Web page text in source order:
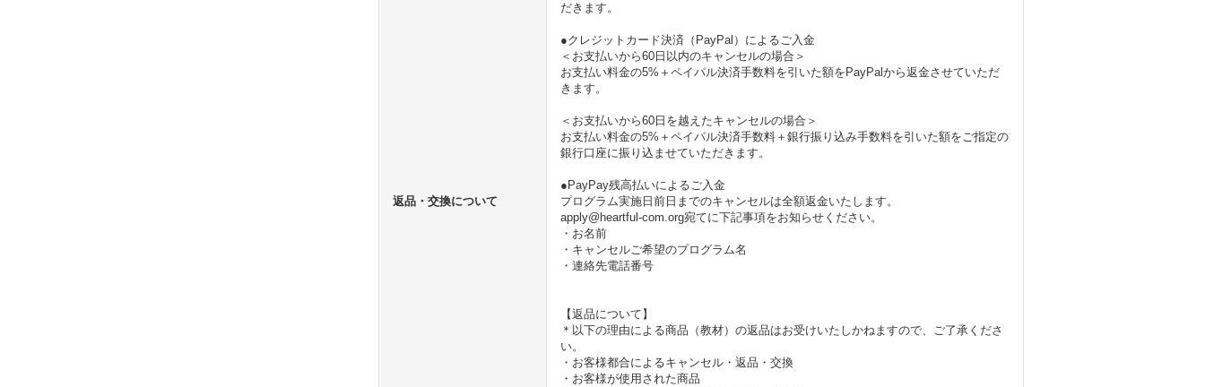
返品・交換について
だきます。
●クレジットカード決済（PayPal）によるご入金
＜お支払いから60日以内のキャンセルの場合＞
お支払い料金の5%＋ペイパル決済手数料を引いた額をPayPalから返金させていただ
きます。
＜お支払いから60日を越えたキャンセルの場合＞
お支払い料金の5%＋ペイパル決済手数料＋銀行振り込み手数料を引いた額をご指定の
銀行口座に振り込ませていただきます。
●PayPay残高払いによるご入金
プログラム実施日前日までのキャンセルは全額返金いたします。
apply@heartful-com.org宛てに下記事項をお知らせください。
・お名前
・キャンセルご希望のプログラム名
・連絡先電話番号
【返品について】
＊以下の理由による商品（教材）の返品はお受けいたしかねますので、ご了承くださ
い。
・お客様都合によるキャンセル・返品・交換
・お客様が使用された商品